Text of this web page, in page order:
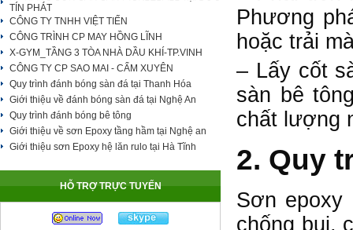
TÍN PHÁT
CÔNG TY TNHH VIỆT TIẾN
CÔNG TRÌNH CP MAY HỒNG LĨNH
X-GYM_TẦNG 3 TÒA NHÀ DẦU KHÍ-TP.VINH
CÔNG TY CP SAO MAI - CẨM XUYÊN
Quy trình đánh bóng sàn đá tại Thanh Hóa
Giới thiệu về đánh bóng sàn đá tại Nghệ An
Quy trình đánh bóng bê tông
Giới thiệu về sơn Epoxy tầng hầm tại Nghệ an
Giới thiệu sơn Epoxy hệ lăn rulo tại Hà Tĩnh
HỖ TRỢ TRỰC TUYẾN
Phương
hoặc trải
– Lấy cốt
sàn bê
chất lượng
2. Quy
Sơn
chống bụi,